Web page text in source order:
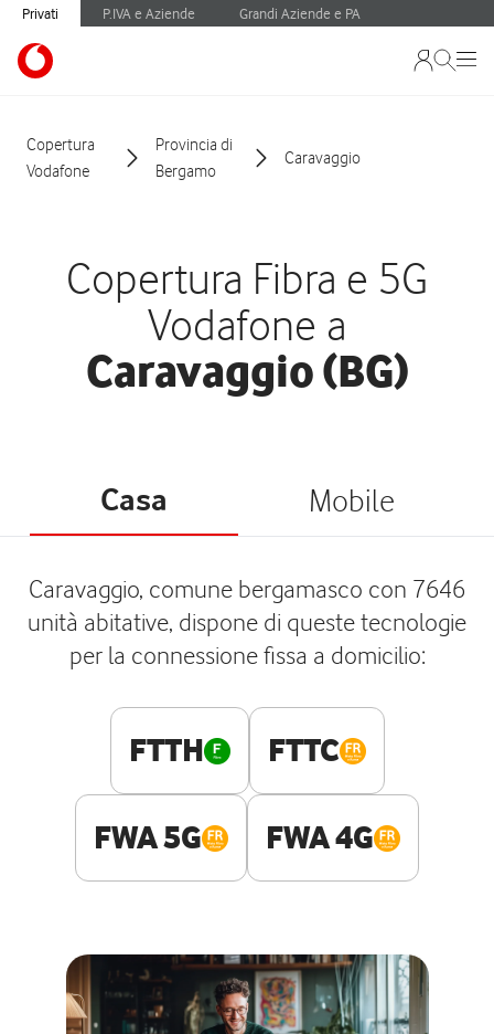
Privati P.IVA e Aziende Grandi Aziende e PA
Copertura
Vodafone
Provincia di
Bergamo
Caravaggio
Copertura Fibra e 5G
Vodafone a
Caravaggio (BG)
Casa Mobile
Caravaggio, comune bergamasco con 7646
unità abitative, dispone di queste tecnologie
per la connessione fissa a domicilio:
FTTH FTTC
FWA 5G FWA 4G